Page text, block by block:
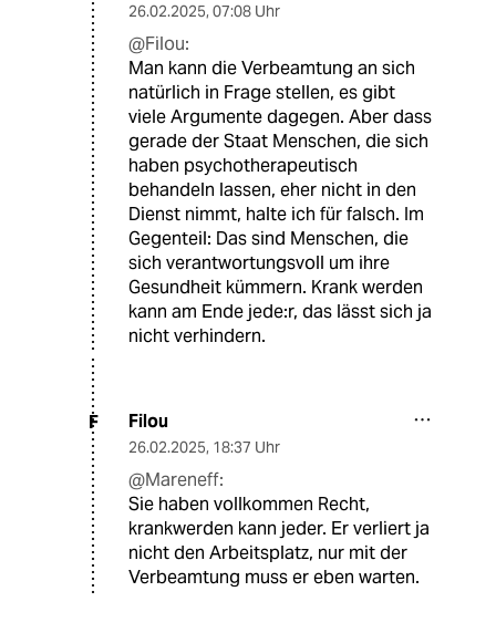
26.02.2025, 07:08 Uhr
@Filou:
Man kann die Verbeamtung an sich
natürlich in Frage stellen, es gibt
viele Argumente dagegen. Aber dass
gerade der Staat Menschen, die sich
haben psychotherapeutisch
behandeln lassen, eher nicht in den
Dienst nimmt, halte ich für falsch. Im
Gegenteil: Das sind Menschen, die
sich verantwortungsvoll um ihre
Gesundheit kümmern. Krank werden
kann am Ende jede:r, das lässt sich ja
nicht verhindern.
F Filou
26.02.2025, 18:37 Uhr
@Mareneff:
Sie haben vollkommen Recht,
krankwerden kann jeder. Er verliert ja
nicht den Arbeitsplatz, nur mit der
Verbeamtung muss er eben warten.